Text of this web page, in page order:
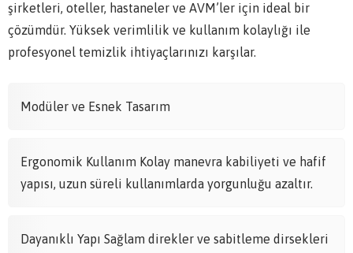
şirketleri, oteller, hastaneler ve AVM’ler için ideal bir
çözümdür. Yüksek verimlilik ve kullanım kolaylığı ile
profesyonel temizlik ihtiyaçlarınızı karşılar.
Modüler ve Esnek Tasarım
Ergonomik Kullanım Kolay manevra kabiliyeti ve hafif
yapısı, uzun süreli kullanımlarda yorgunluğu azaltır.
Dayanıklı Yapı Sağlam direkler ve sabitleme dirsekleri